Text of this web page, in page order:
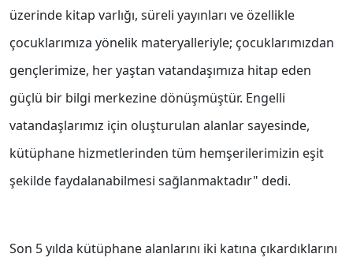
üzerinde kitap varlığı, süreli yayınları ve özellikle
çocuklarımıza yönelik materyalleriyle; çocuklarımızdan
gençlerimize, her yaştan vatandaşımıza hitap eden
güçlü bir bilgi merkezine dönüşmüştür. Engelli
vatandaşlarımız için oluşturulan alanlar sayesinde,
kütüphane hizmetlerinden tüm hemşerilerimizin eşit
şekilde faydalanabilmesi sağlanmaktadır" dedi.
Son 5 yılda kütüphane alanlarını iki katına çıkardıklarını